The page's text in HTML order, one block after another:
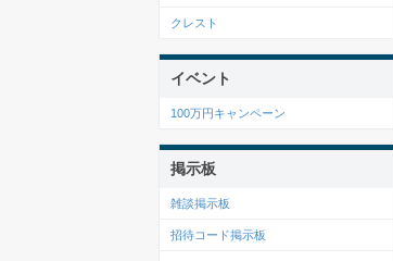
クレスト
イベント
100万円キャンペーン
掲示板
雑談掲示板
招待コード掲示板